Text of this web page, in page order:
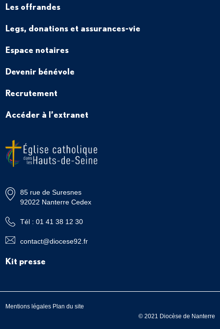
Les offrandes
Legs, donations et assurances-vie
Espace notaires
Devenir bénévole
Recrutement
Accéder à l’extranet
85 rue de Suresnes
92022 Nanterre Cedex
Tél : 01 41 38 12 30
contact@diocese92.fr
Kit presse
Mentions légales Plan du site
© 2021 Diocèse de Nanterre